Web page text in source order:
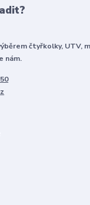
čtyřkolky, UTV,
nám.